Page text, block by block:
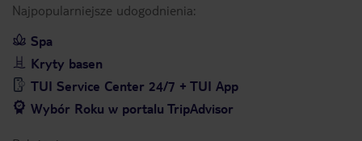
Najpopularniejsze udogodnienia:
Spa
Kryty basen
TUI Service Center 24/7 + TUI App
Wybór Roku w portalu TripAdvisor